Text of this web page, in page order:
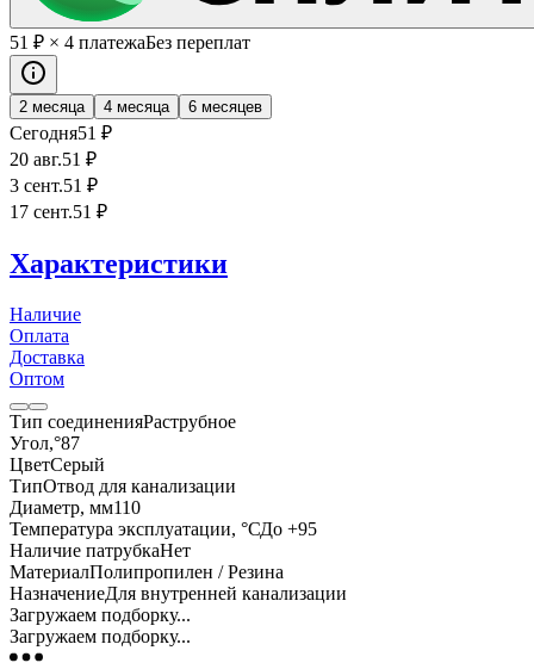
51 ₽ × 4 платежаБез переплат
2 месяца 4 месяца 6 месяцев
Сегодня51 ₽
20 авг.51 ₽
3 сент.51 ₽
17 сент.51 ₽
Характеристики
Наличие
Оплата
Доставка
Оптом
Тип соединенияРаструбное
Угол,°87
ЦветСерый
ТипОтвод для канализации
Диаметр, мм110
Температура эксплуатации, °СДо +95
Наличие патрубкаНет
МатериалПолипропилен / Резина
НазначениеДля внутренней канализации
Загружаем подборку...
Загружаем подборку...